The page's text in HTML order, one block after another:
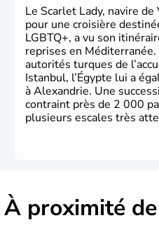
Le Scarlet Lady, navire
pour une croisière
LGBTQ+, a vu son
reprises en
autorités turques de
Istanbul, l’Égypte lui a
à Alexandrie. Une
contraint près de 2 000
plusieurs escales très
À proximité de